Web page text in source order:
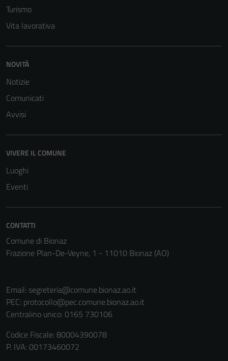
Turismo
Vita lavorativa
NOVITÀ
Notizie
Comunicati
Avvisi
VIVERE IL COMUNE
Luoghi
Eventi
CONTATTI
Comune di Bionaz
Frazione Plan-De-Veyne, 1 - 11010 Bionaz (AO)
Email: segreteria@comune.bionaz.ao.it
PEC: protocollo@pec.comune.bionaz.ao.it
Centralino unico: 0165 730106
Codice Fiscale: 80004390078
P. IVA: 00173460072